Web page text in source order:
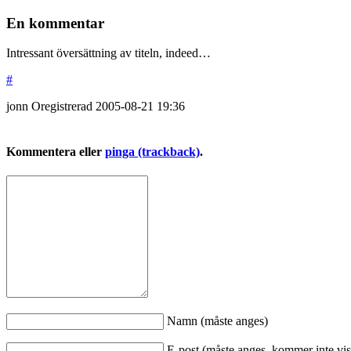
En kommentar
Intressant översättning av titeln, indeed…
#
jonn Oregistrerad 2005-08-21 19:36
Kommentera eller pinga (trackback).
Namn (måste anges)